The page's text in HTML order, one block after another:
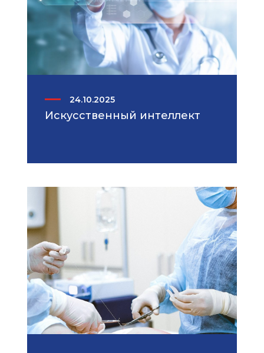
24.10.2025
Искусственный интеллект